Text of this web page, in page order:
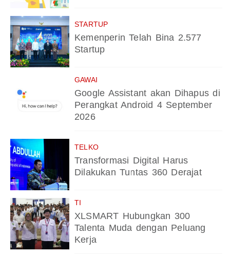
STARTUP
Kemenperin Telah Bina 2.577
Startup
GAWAI
Google Assistant akan Dihapus di
Perangkat Android 4 September
2026
TELKO
Transformasi Digital Harus
Dilakukan Tuntas 360 Derajat
TI
XLSMART Hubungkan 300
Talenta Muda dengan Peluang
Kerja